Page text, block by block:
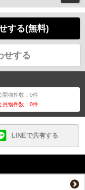
する(無料)
せする
開物件数：0件
員物件数：0件
LINEで共有する